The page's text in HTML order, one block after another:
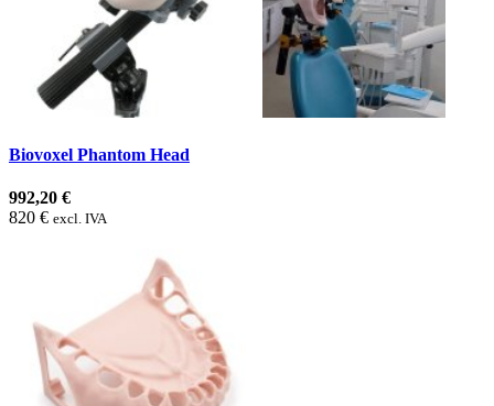
Biovoxel Phantom Head
992,20 €
820 € excl. IVA